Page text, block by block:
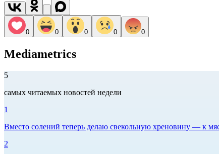
0 0 0 0 0
Mediametrics
5
самых читаемых новостей недели
1
Вместо солений теперь делаю свекольную хреновину — к
2